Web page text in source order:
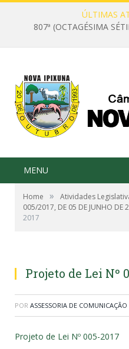
ÚLTIMAS
807ª (OCTAGÉSIMA
MENU
Home » Atividades
005/2017, DE 05 DE JUNHO DE
2017
Projeto de Lei Nº
POR ASSESSORIA DE COMUNICAÇÃO
Projeto de Lei Nº 005-2017